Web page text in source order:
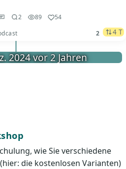
2 89
54
2 4 T
2024 vor 2 Jahren
wie Sie verschiedene
die kostenlosen Varianten)